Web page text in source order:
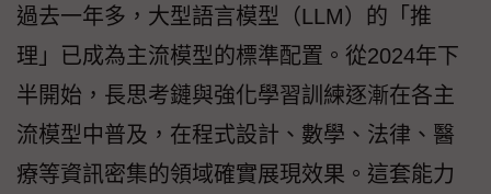
過去一年多，大型語言模型（LLM）的「推
理」已成為主流模型的標準配置。從2024年下
半開始，長思考鏈與強化學習訓練逐漸在各主
流模型中普及，在程式設計、數學、法律、醫
療等資訊密集的領域確實展現效果。這套能力